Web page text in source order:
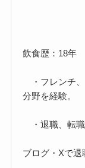
飲食歴：18年
・フレンチ、
分野を経験。
・退職、転職
ブログ・Xで